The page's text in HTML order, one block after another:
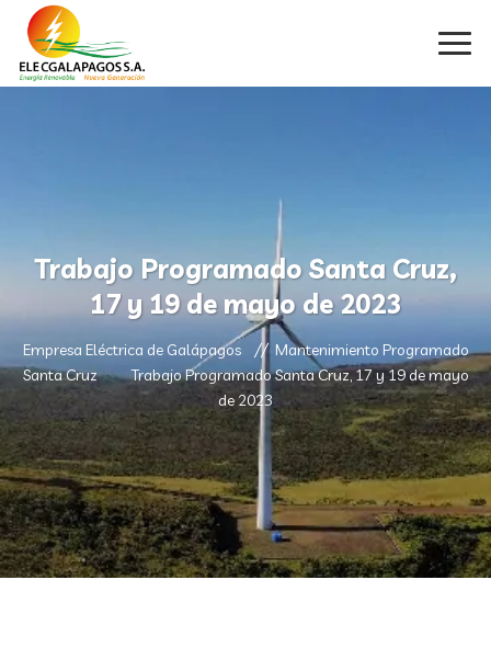
Trabajo Programado Santa Cruz,
17 y 19 de mayo de 2023
Empresa Eléctrica de Galápagos
Mantenimiento Programado
Santa Cruz
Trabajo Programado Santa Cruz, 17 y 19 de mayo
de 2023